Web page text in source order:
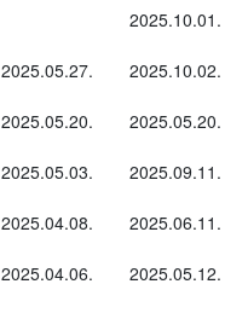
2025.10.01.
2025.05.27.
2025.10.02.
2025.05.20.
2025.05.20.
2025.05.03.
2025.09.11.
2025.04.08.
2025.06.11.
2025.04.06.
2025.05.12.